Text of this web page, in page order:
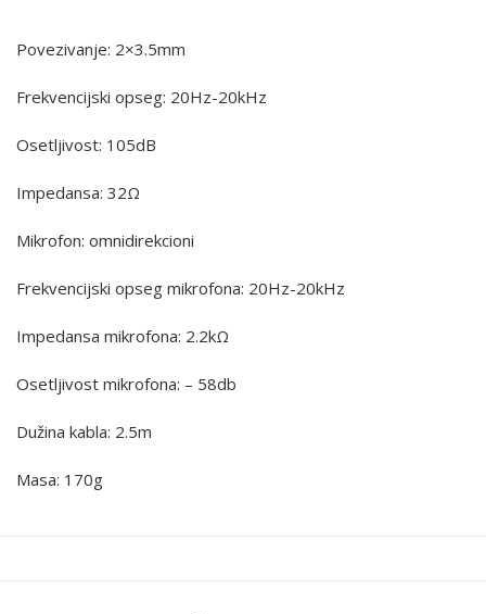
Povezivanje: 2×3.5mm
Frekvencijski opseg: 20Hz-20kHz
Osetljivost: 105dB
Impedansa: 32Ω
Mikrofon: omnidirekcioni
Frekvencijski opseg mikrofona: 20Hz-20kHz
Impedansa mikrofona: 2.2kΩ
Osetljivost mikrofona: – 58db
Dužina kabla: 2.5m
Masa: 170g